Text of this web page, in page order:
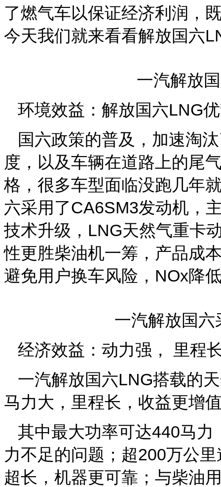
了燃气车以保证经济利润，
今天我们就来看看解放国六
一汽解放
环境效益：解放国六LNG
国六政策的普及，加速淘
度，以及车辆在道路上的尾
格，很多车型面临没跑几年
六采用了CA6SM3发动机，
技术升级，LNG天然气重卡
性更胜柴油机一筹，产品成
避免用户换车风险，NOx降
一汽解放国
经济效益：动力强， 里程
一汽解放国六LNG搭载的
马力大，里程长，收益更增
其中最大功率可达440马
力不足的问题；超200万公
超长，机器更可靠；与柴油